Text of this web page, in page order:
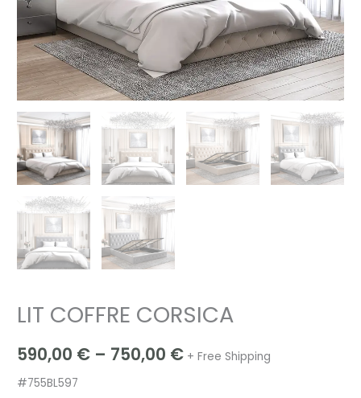
LIT COFFRE CORSICA
590,00 € – 750,00 € + Free Shipping
#755BL597